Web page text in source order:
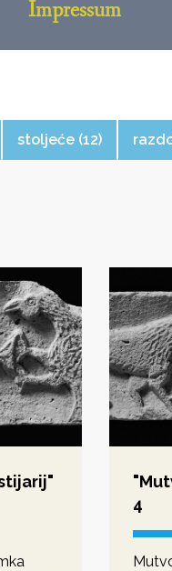
Impressum
stoljeće (12)
4